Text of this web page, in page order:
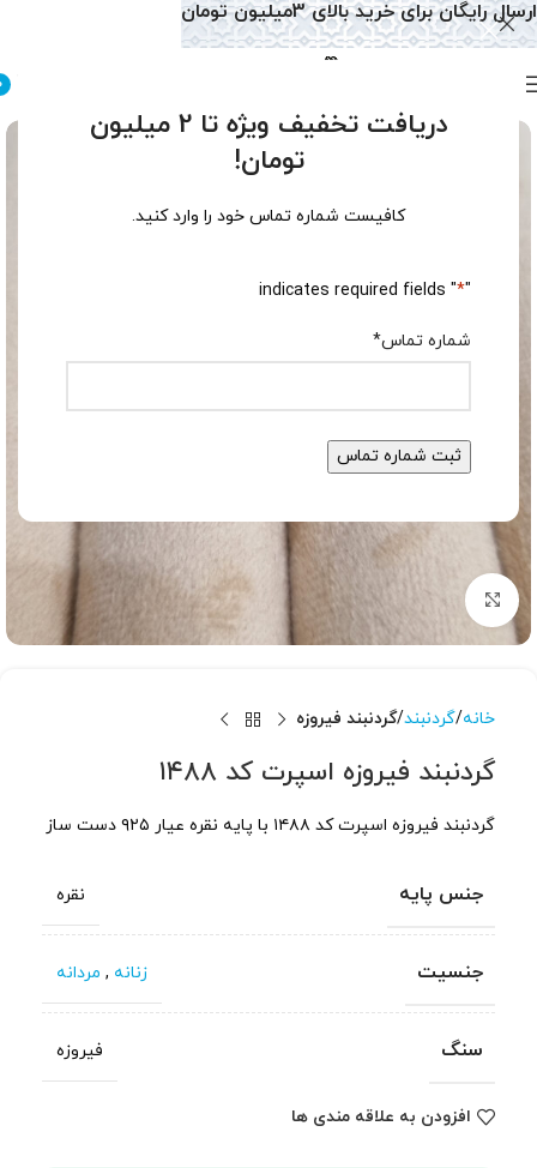
دریافت تخفیف ویژه تا 2 میلیون
تومان!
کافیست شماره تماس خود را وارد کنید.
"
*
" indicates required fields
شماره تماس*
برای بزرگنمایی کلیک کنید
خانه گردنبند گردنبند فیروزه
گردنبند فیروزه اسپرت کد ۱۴۸۸
گردنبند فیروزه اسپرت کد ۱۴۸۸ با پایه نقره عیار ۹۲۵ دست ساز
جنس پایه نقره
جنسیت زنانه , مردانه
سنگ فیروزه
افزودن به علاقه مندی ها
ارسال رایگان برای خرید بالای 3میلیون تومان